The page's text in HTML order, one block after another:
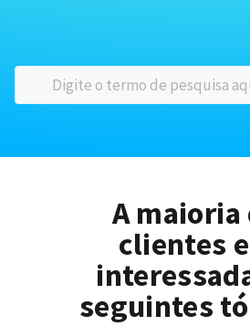
A maioria
clientes
seguintes